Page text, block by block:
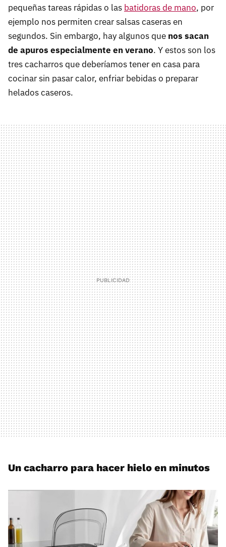
pequeñas tareas rápidas o las batidoras de mano, por
ejemplo nos permiten crear salsas caseras en
segundos. Sin embargo, hay algunos que nos sacan
de apuros especialmente en verano. Y estos son los
tres cacharros que deberíamos tener en casa para
cocinar sin pasar calor, enfriar bebidas o preparar
helados caseros.
Un cacharro para hacer hielo en minutos